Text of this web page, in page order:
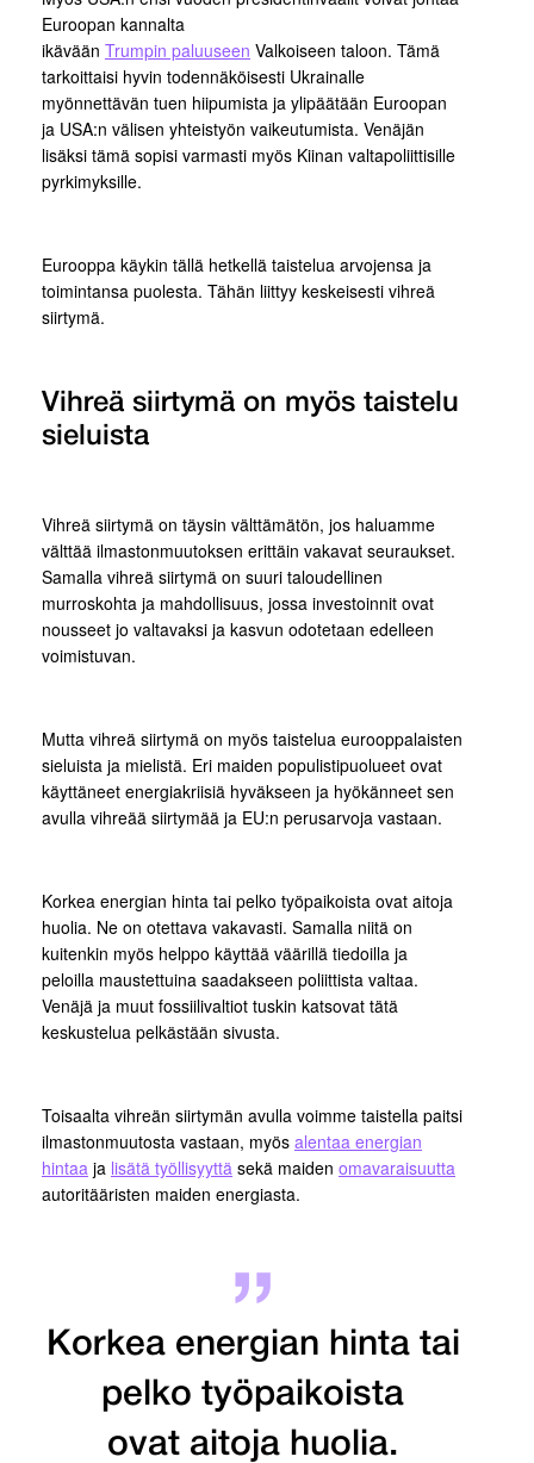
Euroopan kannalta
ikävään Trumpin paluuseen Valkoiseen taloon. Tämä
tarkoittaisi hyvin todennäköisesti Ukrainalle
myönnettävän tuen hiipumista ja ylipäätään Euroopan
ja USA:n välisen yhteistyön vaikeutumista. Venäjän
lisäksi tämä sopisi varmasti myös Kiinan valtapoliittisille
pyrkimyksille.
Eurooppa käykin tällä hetkellä taistelua arvojensa ja
toimintansa puolesta. Tähän liittyy keskeisesti vihreä
siirtymä.
Vihreä siirtymä on myös taistelu
sieluista
Vihreä siirtymä on täysin välttämätön, jos haluamme
välttää ilmastonmuutoksen erittäin vakavat seuraukset.
Samalla vihreä siirtymä on suuri taloudellinen
murroskohta ja mahdollisuus, jossa investoinnit ovat
nousseet jo valtavaksi ja kasvun odotetaan edelleen
voimistuvan.
Mutta vihreä siirtymä on myös taistelua eurooppalaisten
sieluista ja mielistä. Eri maiden populistipuolueet ovat
käyttäneet energiakriisiä hyväkseen ja hyökänneet sen
avulla vihreää siirtymää ja EU:n perusarvoja vastaan.
Korkea energian hinta tai pelko työpaikoista ovat aitoja
huolia. Ne on otettava vakavasti. Samalla niitä on
kuitenkin myös helppo käyttää väärillä tiedoilla ja
peloilla maustettuina saadakseen poliittista valtaa.
Venäjä ja muut fossiilivaltiot tuskin katsovat tätä
keskustelua pelkästään sivusta.
Toisaalta vihreän siirtymän avulla voimme taistella paitsi
ilmastonmuutosta vastaan, myös alentaa energian
hintaa ja lisätä työllisyyttä sekä maiden omavaraisuutta
autoritääristen maiden energiasta.
Korkea energian hinta tai
pelko työpaikoista
ovat aitoja huolia.